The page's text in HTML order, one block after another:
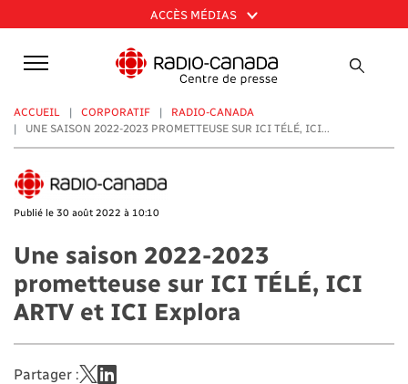
au
contenu
principal
ACCÈS MÉDIAS
ACCUEIL CORPORATIF
RADIO-CANADA
UNE SAISON 2022-2023 PROMETTEUSE SUR ICI TÉLÉ, ICI...
Publié le 30 août 2022 à 10:10
Une saison 2022-2023
prometteuse sur ICI TÉLÉ, ICI
ARTV et ICI Explora
Partager :